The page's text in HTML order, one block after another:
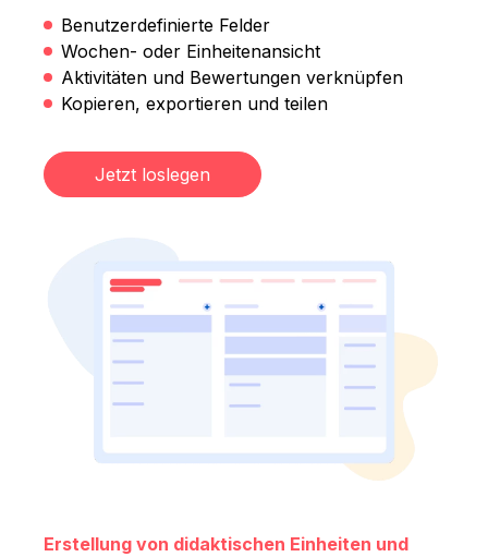
Benutzerdefinierte Felder
Wochen- oder Einheitenansicht
Aktivitäten und Bewertungen verknüpfen
Kopieren, exportieren und teilen
Jetzt loslegen
Erstellung von didaktischen Einheiten und